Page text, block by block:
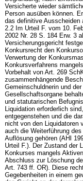
Versicherte wieder
Person ausüben können.
das definitive Ausscheiden
2.2 Im Urteil F. vom 10.
2002 Nr. 28 S. 184 Erw. 3
Versicherungsgericht
Konkursrecht den
Verwertung der
Konkursverfahrens
Vorbehalt von Art. 269
zusammenhängende
Gemeinschuldnerin und
Gesellschaftsorgane
und statutarischen
Liquidation erforderlich
entgegenstehen und die
nicht von den Liquidatoren
auch die Weiterführung
Auflösung gehören (AHI
Urteil F.). Der Zustand der
Konkurses mangels
Abschluss zur Löschung
Art. 743 ff. OR). Diese
Gegebenheiten in einem